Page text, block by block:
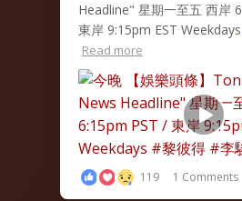
Headline" 星期一至五 西岸
東岸 9:15pm EST Weekdays
Read more
119 1 Comments